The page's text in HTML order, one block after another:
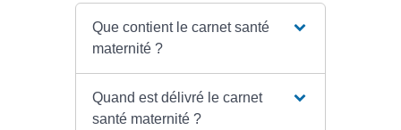
Que contient le carnet santé
maternité ?
Quand est délivré le carnet
santé maternité ?